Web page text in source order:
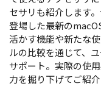
セサリも紹介します
登場した最新の
活かす機能や新たな
ルの比較を通じて、
サポート。実際の使
力を掘り下げてご紹介